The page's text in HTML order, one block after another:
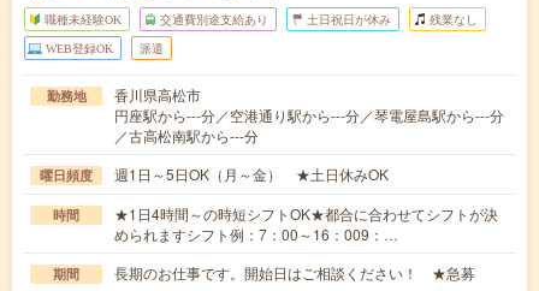
職種未経験OK 交通費別途支給あり 土日祝日が休み 残業なし
WEB登録OK 派遣
勤務地
香川県高松市
円座駅から---分／空港通り駅から---分／琴電屋島駅から---分
／古高松南駅から---分
曜日頻度 週1日～5日OK（月～金） ★土日休みOK
時間
★1日4時間～の時短シフトOK★都合に合わせてシフトが決
められますシフト例：7：00～16：009：…
期間 長期のお仕事です。開始日はご相談ください！ ★急募